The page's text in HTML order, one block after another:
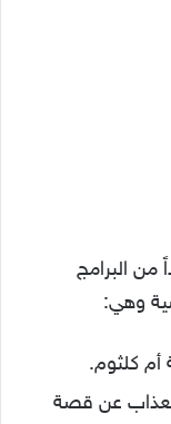
من البرامج
وهي:
أم كلثوم.
عن قصة